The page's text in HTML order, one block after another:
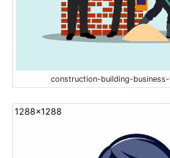
construction-building-
1288x1288